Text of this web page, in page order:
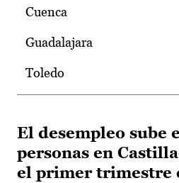
Cuenca
Guadalajara
Toledo
El desempleo sube
personas en
el primer trimestre